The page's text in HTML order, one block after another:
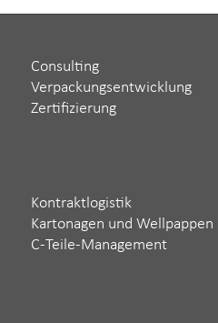
Consulting
Verpackungsentwicklung
Zertifizierung
Kontraktlogistik
Kartonagen und Wellpappen
C-Teile-Management